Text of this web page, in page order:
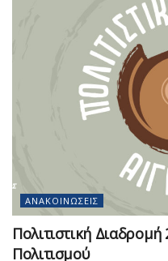
ΑΝΑΚΟΙΝΏΣΕΙΣ
Πολιτιστική Διαδρομή
Πολιτισμού